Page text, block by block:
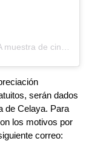
serán dados
de Celaya. Para
los motivos por
correo: